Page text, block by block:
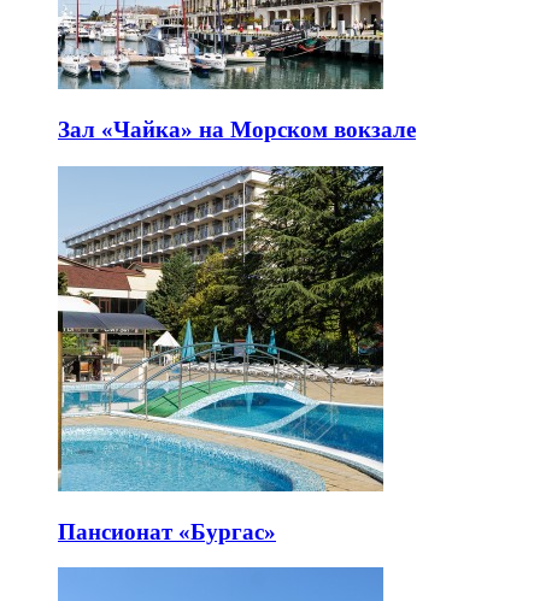
Зал «Чайка» на Морском вокзале
Пансионат «Бургас»